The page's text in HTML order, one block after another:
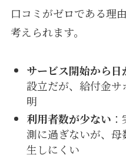
口コミがゼロである理
考えられます。
サービス開始から日
設立だが、給付金
明
利用者数が少ない
測に過ぎないが、
生しにくい